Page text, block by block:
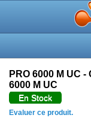
PRO 6000 M UC
6000 M UC
En Stock
Evaluer ce produit.